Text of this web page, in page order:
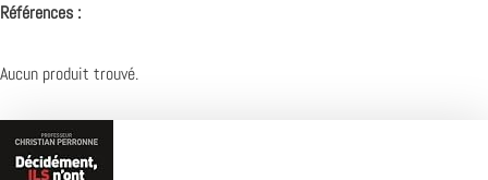
Références :
Aucun produit trouvé.